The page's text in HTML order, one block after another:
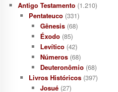
Antigo Testamento(1.210)
Pentateuco (331)
Gênesis(68)
Éxodo(85)
Levítico(42)
Números(68)
Deuteronômio(68)
Livros Históricos (397)
Josué(27)